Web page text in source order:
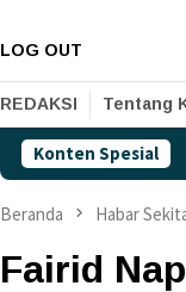
LOG OUT
REDAKSI Tentang
Konten Spesial
Beranda Habar
Fairid